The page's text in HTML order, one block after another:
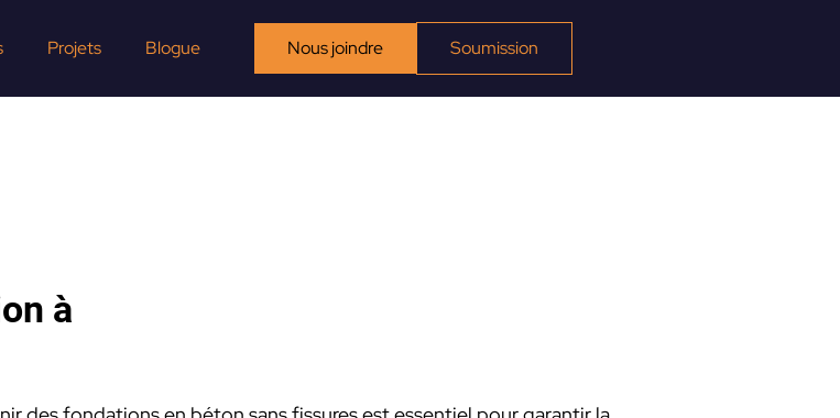
Projets Blogue Nous joindre Soumission
à